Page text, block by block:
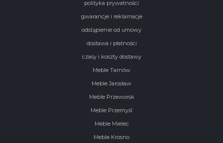
polityka prywatności
gwarancje i reklamacje
odstąpienie od umowy
dostawa i płatności
czasy i koszty dostawy
Meble Tarnów
Meble Jarosław
Meble Przeworsk
Meble Przemyśl
Meble Mielec
Meble Krosno